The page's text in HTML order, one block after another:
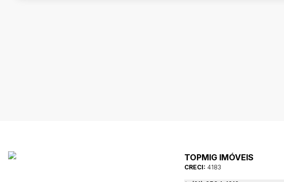
TOPMIG IMÓVEIS
CRECI: 4183